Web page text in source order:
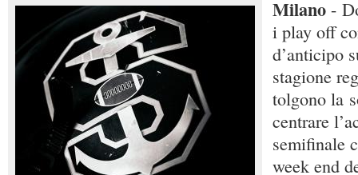
Milano -
i play off
d’anticipo
stagione
tolgono la
centrare
semifinale
week end